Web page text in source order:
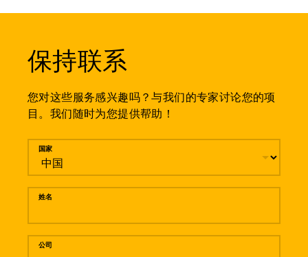
保持联系
您对这些服务感兴趣吗？与我们的专家讨论您的项
目。我们随时为您提供帮助！
留言
国家
姓名
公司